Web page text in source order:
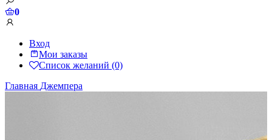
0
Вход
Мои заказы
Список желаний (0)
Главная Джемпера